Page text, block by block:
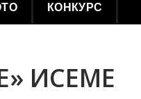
КОНКУРС
ИСЕМЕ